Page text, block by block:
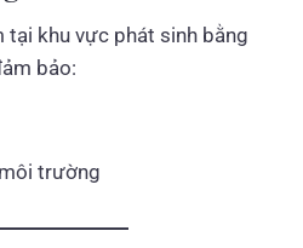
khu vực phát sinh bằng
bảo:
trường